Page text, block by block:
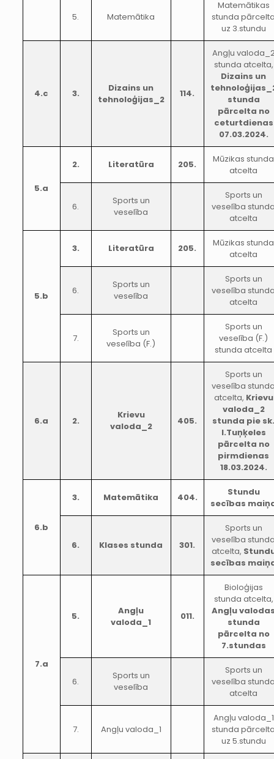
5. Matemātika
Matemātikas
stunda
uz 3.stundu
4.c 3.
Dizains un
tehnoloģijas_2
114.
Angļu
stunda atcelta,
Dizains un
stunda
pārcelta no
ceturtdienas
07.03.2024.
5.a
2. Literatūra 205.
Mūzikas stunda
atcelta
6.
Sports un
veselība
Sports un
veselība
atcelta
5.b
3. Literatūra 205.
Mūzikas stunda
atcelta
6.
Sports un
veselība
Sports un
veselība
atcelta
7.
Sports un
veselība (F.)
Sports un
veselība (F.)
stunda atcelta
6.a 2.
Krievu
valoda_2
405.
Sports un
veselība
atcelta, Krievu
valoda_2
stunda pie
I.Tuņķeles
pārcelta no
pirmdienas
18.03.2024.
6.b
3. Matemātika 404.
Stundu
secības
6. Klases stunda 301.
Sports un
veselība
atcelta,
secības
7.a
5.
Angļu
valoda_1
011.
Bioloģijas
stunda atcelta,
Angļu
stunda
pārcelta no
7.stundas
6.
Sports un
veselība
Sports un
veselība
atcelta
7. Angļu valoda_1
Angļu valoda_1
stunda
uz 5.stundu